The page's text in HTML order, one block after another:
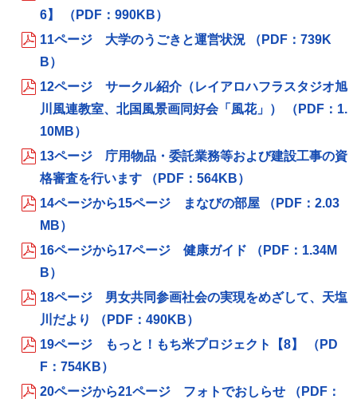
6】 （PDF：990KB）
11ページ 大学のうごきと運営状況 （PDF：739K
B）
12ページ サークル紹介（レイアロハフラスタジオ旭
川風連教室、北国風景画同好会「風花」） （PDF：1.
10MB）
13ページ 庁用物品・委託業務等および建設工事の資
格審査を行います （PDF：564KB）
14ページから15ページ まなびの部屋 （PDF：2.03
MB）
16ページから17ページ 健康ガイド （PDF：1.34M
B）
18ページ 男女共同参画社会の実現をめざして、天塩
川だより （PDF：490KB）
19ページ もっと！もち米プロジェクト【8】 （PD
F：754KB）
20ページから21ページ フォトでおしらせ （PDF：